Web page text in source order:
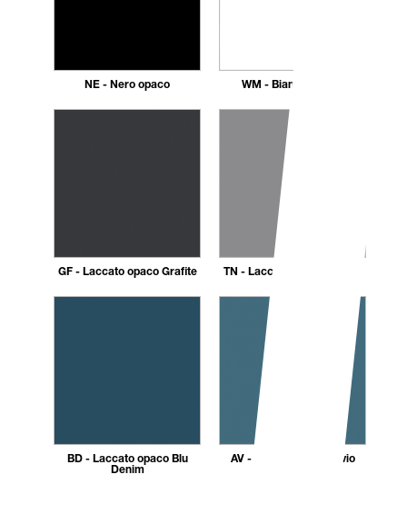
NE - Nero opaco WM - Bianco Opaco
GF - Laccato opaco Grafite TN - Laccato opaco Titanio
BD - Laccato opaco Blu
Denim
AV - Laccato opaco Avio